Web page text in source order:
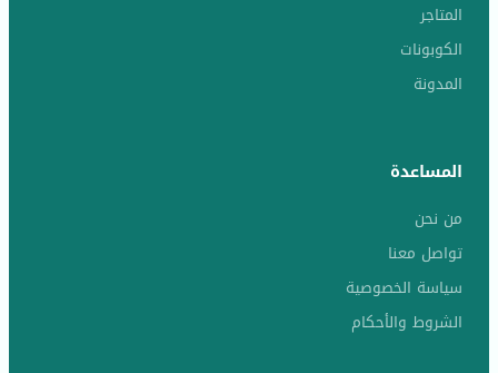
المتاجر
الكوبونات
المدونة
المساعدة
من نحن
تواصل معنا
سياسة الخصوصية
الشروط والأحكام